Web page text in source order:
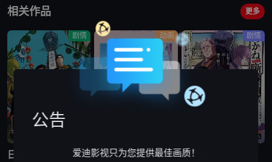
相关作品 更多
剧情
日本三国
动画
再见菈菈
剧情
朱音落语
公告
爱迪影视只为您提供最佳画质！